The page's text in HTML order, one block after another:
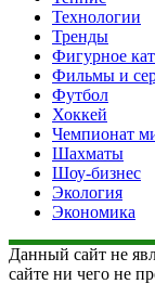
Технологии
Тренды
Фигурное
Фильмы и
Футбол
Хоккей
Чемпионат
Шахматы
Шоу-бизнес
Экология
Экономика
Данный сайт не
сайте ни чего не